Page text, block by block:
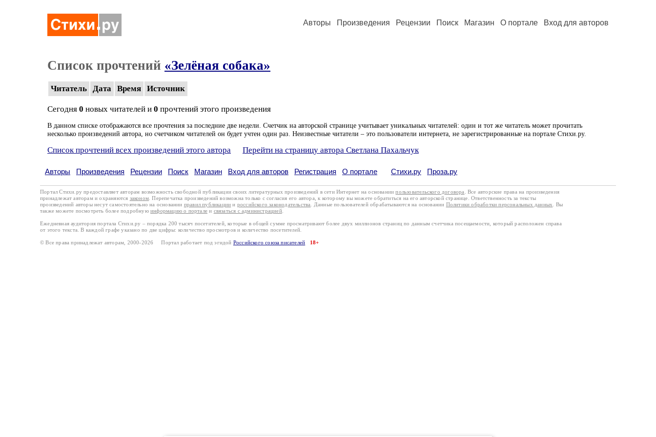
Авторы Произведения Рецензии Поиск Магазин О портале Вход для авторов
Список прочтений «Зелёная собака»
Читатель Дата Время Источник
Сегодня 0 новых читателей и 0 прочтений этого произведения
В данном списке отображаются все прочтения за последние две недели. Счетчик на авторской странице учитывает уникальных читателей: один и тот же читатель может прочитать
несколько произведений автора, но счетчиком читателей он будет учтен один раз. Неизвестные читатели – это пользователи интернета, не зарегистрированные на портале Стихи.ру.
Список прочтений всех произведений этого автора Перейти на страницу автора Светлана Пахальчук
Авторы Произведения Рецензии Поиск Магазин Вход для авторов Регистрация О портале Стихи.ру Проза.ру
Портал Стихи.ру предоставляет авторам возможность свободной публикации своих литературных произведений в сети Интернет на основаниипользовательского договора
. Все авторские права на произведения
принадлежат авторам и охраняются законом . Перепечатка произведений возможна только с согласия его автора, к которому вы можете обратиться на его авторской странице. Ответственность за тексты
произведений авторы несут самостоятельно на основании правил публикации и российского законодательства . Данные пользователей обрабатываются на основании Политики обработки персональных данных
. Вы
также можете посмотреть более подробную информацию о портале и связаться с администрацией.
Ежедневная аудитория портала Стихи.ру – порядка 200 тысяч посетителей, которые в общей сумме просматривают более двух миллионов страниц по данным счетчика посещаемости, который расположен справа
от этого текста. В каждой графе указано по две цифры: количество просмотров и количество посетителей.
© Все права принадлежат авторам, 2000-2026 Портал работает под эгидой Российского союза писателей 18+